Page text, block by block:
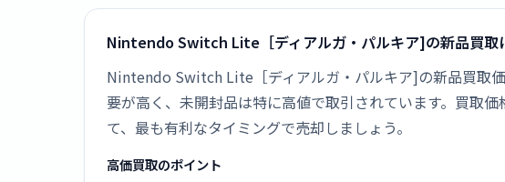
Nintendo Switch Lite［ディアルガ・パルキア]の新品買取
Nintendo Switch Lite［ディアルガ・パルキア]の新品買取
要が高く、未開封品は特に高値で取引されています。買取
て、最も有利なタイミングで売却しましょう。
高価買取のポイント